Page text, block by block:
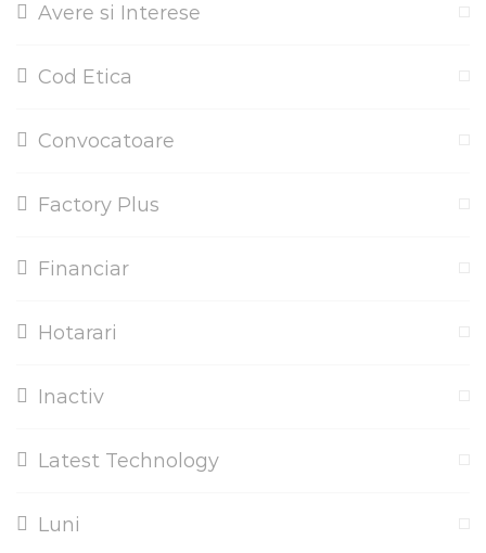
Avere si Interese
Cod Etica
Convocatoare
Factory Plus
Financiar
Hotarari
Inactiv
Latest Technology
Luni